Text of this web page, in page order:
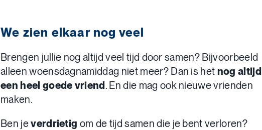
We zien elkaar nog veel
Brengen jullie nog altijd veel tijd door samen? Bijvoorbeeld
alleen woensdagnamiddag niet meer? Dan is het nog altijd
een heel goede vriend. En die mag ook nieuwe vrienden
maken.
Ben jeverdrietig om de tijd samen die je bent verloren?